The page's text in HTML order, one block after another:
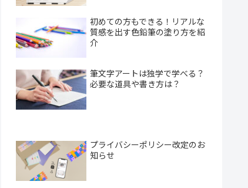
初めての方もできる！リアルな
質感を出す色鉛筆の塗り方を紹
介
筆文字アートは独学で学べる？
必要な道具や書き方は？
プライバシーポリシー改定のお
知らせ